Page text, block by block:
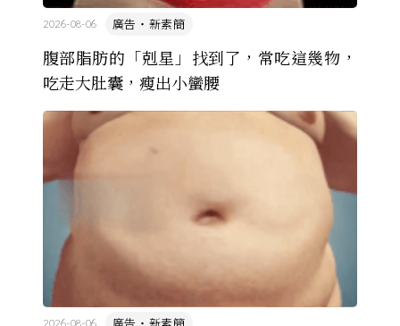
腹部脂肪的「剋星」找到了，常吃這幾物，
吃走大肚囊，瘦出小蠻腰
廣告・新素簡
2026-08-06
2026-08-06